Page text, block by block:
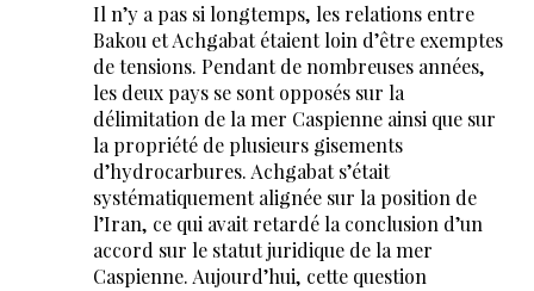
Il n’y a pas si longtemps, les relations entre
Bakou et Achgabat étaient loin d’être exemptes
de tensions. Pendant de nombreuses années,
les deux pays se sont opposés sur la
délimitation de la mer Caspienne ainsi que sur
la propriété de plusieurs gisements
d’hydrocarbures. Achgabat s’était
systématiquement alignée sur la position de
l’Iran, ce qui avait retardé la conclusion d’un
accord sur le statut juridique de la mer
Caspienne. Aujourd’hui, cette question